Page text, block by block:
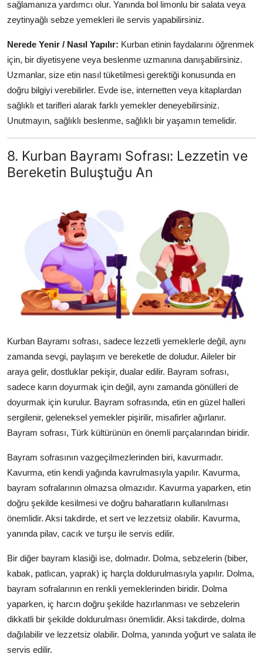
sağlamanıza yardımcı olur. Yanında bol limonlu bir salata veya
zeytinyağlı sebze yemekleri ile servis yapabilirsiniz.
Nerede Yenir / Nasıl Yapılır: Kurban etinin faydalarını öğrenmek
için, bir diyetisyene veya beslenme uzmanına danışabilirsiniz.
Uzmanlar, size etin nasıl tüketilmesi gerektiği konusunda en
doğru bilgiyi verebilirler. Evde ise, internetten veya kitaplardan
sağlıklı et tarifleri alarak farklı yemekler deneyebilirsiniz.
Unutmayın, sağlıklı beslenme, sağlıklı bir yaşamın temelidir.
8. Kurban Bayramı Sofrası: Lezzetin ve
Bereketin Buluştuğu An
Kurban Bayramı sofrası, sadece lezzetli yemeklerle değil, aynı
zamanda sevgi, paylaşım ve bereketle de doludur. Aileler bir
araya gelir, dostluklar pekişir, dualar edilir. Bayram sofrası,
sadece karın doyurmak için değil, aynı zamanda gönülleri de
doyurmak için kurulur. Bayram sofrasında, etin en güzel halleri
sergilenir, geleneksel yemekler pişirilir, misafirler ağırlanır.
Bayram sofrası, Türk kültürünün en önemli parçalarından biridir.
Bayram sofrasının vazgeçilmezlerinden biri, kavurmadır.
Kavurma, etin kendi yağında kavrulmasıyla yapılır. Kavurma,
bayram sofralarının olmazsa olmazıdır. Kavurma yaparken, etin
doğru şekilde kesilmesi ve doğru baharatların kullanılması
önemlidir. Aksi takdirde, et sert ve lezzetsiz olabilir. Kavurma,
yanında pilav, cacık ve turşu ile servis edilir.
Bir diğer bayram klasiği ise, dolmadır. Dolma, sebzelerin (biber,
kabak, patlıcan, yaprak) iç harçla doldurulmasıyla yapılır. Dolma,
bayram sofralarının en renkli yemeklerinden biridir. Dolma
yaparken, iç harcın doğru şekilde hazırlanması ve sebzelerin
dikkatli bir şekilde doldurulması önemlidir. Aksi takdirde, dolma
dağılabilir ve lezzetsiz olabilir. Dolma, yanında yoğurt ve salata ile
servis edilir.